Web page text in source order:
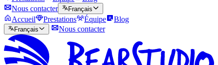
Nous contacter
Français
Accueil Prestations Équipe Blog
Français Nous contacter